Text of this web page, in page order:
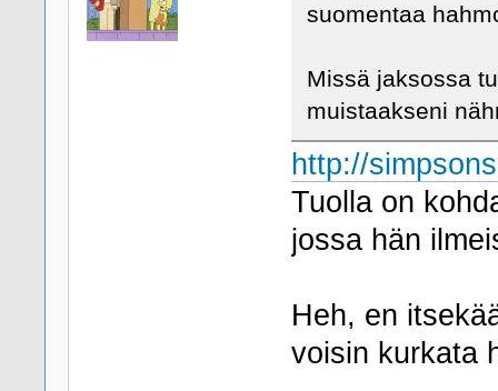
suomentaa
Missä jaksossa
muistaakseni
http://
Tuolla on
jossa hän
Heh, en
voisin kurkata